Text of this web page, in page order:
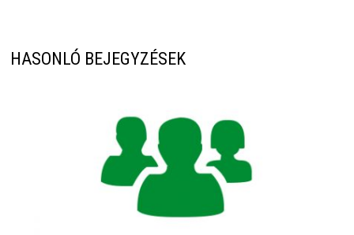
HASONLÓ BEJEGYZÉSEK